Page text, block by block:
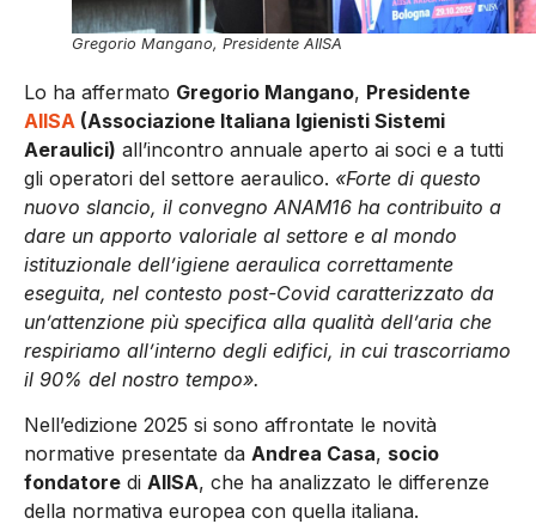
Gregorio Mangano, Presidente AIISA
Lo ha affermato Gregorio Mangano, Presidente
AIISA (Associazione Italiana Igienisti Sistemi
Aeraulici) all’incontro annuale aperto ai soci e a tutti
gli operatori del settore aeraulico. «Forte di questo
nuovo slancio, il convegno ANAM16 ha contribuito a
dare un apporto valoriale al settore e al mondo
istituzionale dell’igiene aeraulica correttamente
eseguita, nel contesto post-Covid caratterizzato da
un’attenzione più specifica alla qualità dell’aria che
respiriamo all’interno degli edifici, in cui trascorriamo
il 90% del nostro tempo».
Nell’edizione 2025 si sono affrontate le novità
normative presentate da Andrea Casa, socio
fondatore di AIISA, che ha analizzato le differenze
della normativa europea con quella italiana.